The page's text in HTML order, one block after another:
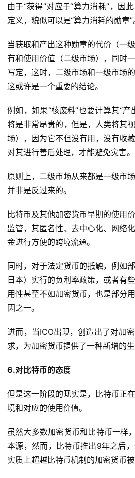
由于“获得”对应于“算力消耗”，因
定义，貌似可以是“算力消耗的勋章”。
当获取和产出这种勋章的代价（一
有和使用价值（二级市场），同时
写定，这时，二级市场和一级市
这或许是一个重要的结论。
例如，如果“核废料”也要计算其“产
将是非常昂贵的，但是，人类将其
场），因为它不但没有用，没有收
对其进行善后处理，才能避免灾害。
原则上，二级市场从来都是一级市
并非是反过来的。
比特币及其他加密货币早期的使用
监管，其匿名性、去中心化、网络
金进行方便的跨境流通。
同时，对于法定货币的抵触，例如
日本）实行的负利率政策，或者有
用性甚至不如加密货币，也是部分
因之一。
进而，当ICO出现，创造出了对加
求，为加密货币提供了一种新增的生
6.对比特币的态度
但是这一阶段的现实是，比特币正
境和对应的使用价值。
虽然大多数加密货币和比特币一样
本源，然而，比特币推出9年之后，
实质上超越比特币机制的加密货币被